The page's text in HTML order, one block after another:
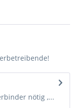
nötig ,...